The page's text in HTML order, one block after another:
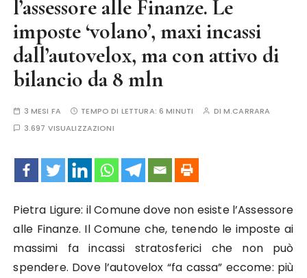
l’assessore alle Finanze. Le
imposte ‘volano’, maxi incassi
dall’autovelox, ma con attivo di
bilancio da 8 mln
3 MESI FA TEMPO DI LETTURA:6 MINUTI DI M.CARRARA
3.697 VISUALIZZAZIONI
Pietra Ligure: il Comune dove non esiste l’Assessore
alle Finanze. Il Comune che, tenendo le imposte ai
massimi fa incassi stratosferici che non può
spendere. Dove l’autovelox “fa cassa” eccome: più